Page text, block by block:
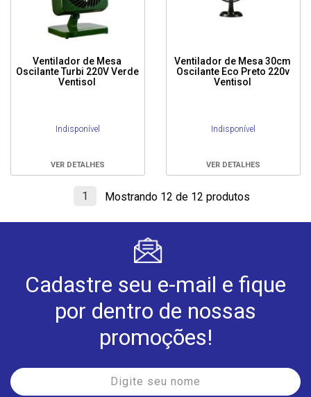
Ventilador de Mesa
Oscilante Turbi 220V Verde
Ventisol
Indisponível
VER DETALHES
Ventilador de Mesa 30cm
Oscilante Eco Preto 220v
Ventisol
Indisponível
VER DETALHES
1 Mostrando 12 de 12 produtos
Cadastre seu e-mail e fique
por dentro de nossas
promoções!